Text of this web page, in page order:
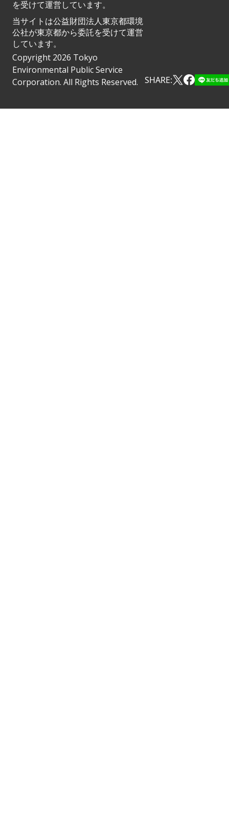
を受けて運営しています。
当サイトは公益財団法人東京都環境
公社が東京都から委託を受けて運営
しています。
Copyright 2026 Tokyo
Environmental Public Service
Corporation. All Rights Reserved.
SHARE: